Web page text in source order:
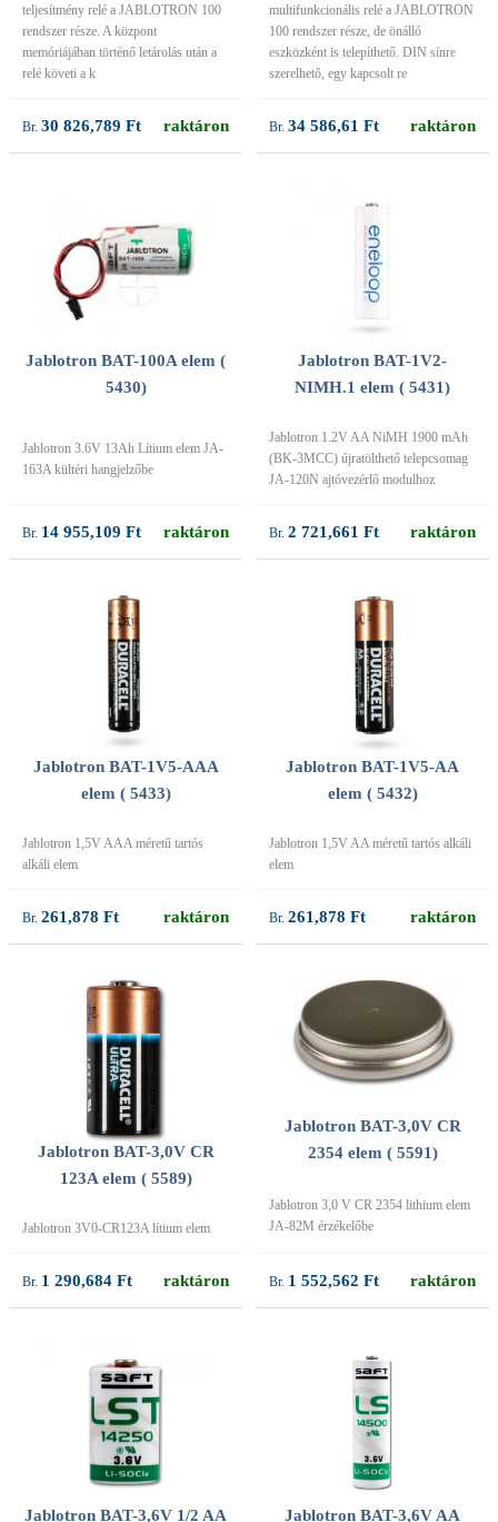
teljesítmény relé a JABLOTRON 100
rendszer része. A központ
memóriájában történő letárolás után a
relé követi a k
30 826,789 Ft raktáron
multifunkcionális relé a JABLOTRON
100 rendszer része, de önálló
eszközként is telepíthető. DIN sínre
szerelhető, egy kapcsolt re
34 586,61 Ft raktáron
Jablotron BAT-100A elem (
5430)
Jablotron 3.6V 13Ah Lítium elem JA-
163A kültéri hangjelzőbe
14 955,109 Ft raktáron
Jablotron BAT-1V2-
NIMH.1 elem ( 5431)
Jablotron 1.2V AA NiMH 1900 mAh
(BK-3MCC) újratölthető telepcsomag
JA-120N ajtóvezérlő modulhoz
2 721,661 Ft raktáron
Jablotron BAT-1V5-AAA
elem ( 5433)
Jablotron 1,5V AAA méretű tartós
alkáli elem
261,878 Ft raktáron
Jablotron BAT-1V5-AA
elem ( 5432)
Jablotron 1,5V AA méretű tartós alkáli
elem
261,878 Ft raktáron
Jablotron BAT-3,0V CR
123A elem ( 5589)
Jablotron 3V0-CR123A lítium elem
1 290,684 Ft raktáron
Jablotron BAT-3,0V CR
2354 elem ( 5591)
Jablotron 3,0 V CR 2354 lithium elem
JA-82M érzékelőbe
1 552,562 Ft raktáron
Jablotron BAT-3,6V 1/2 AA Jablotron BAT-3,6V AA